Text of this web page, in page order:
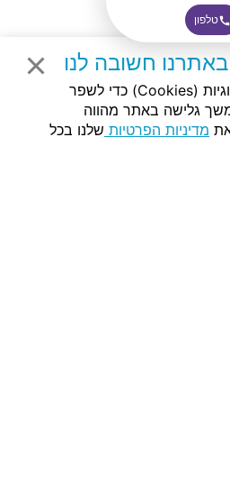
מוצרי מלונות
TORK
הצהרת נגישות
מפת האתר
ותשובות
פרטיות
חשובה לנו
אתר זה משתמש בקובצי עוגיות (Cookies) כדי לשפר
גלישה באתר מהווה
מדיניות הפרטיות שלנו בכל
טלפון